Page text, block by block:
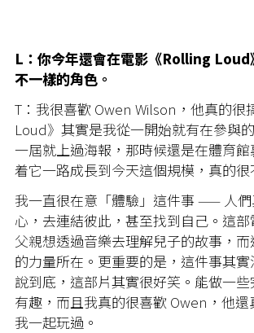
L：你今年還會在電影《Rolling Loud
不一樣的角色。
T：我很喜歡 Owen Wilson，他真的很
Loud》其實是我從一開始就有在參與
一屆就上過海報，那時候還是在體育
着它一路成長到今天這個規模，真的很
我一直很在意「體驗」這件事 —— 人
心，去連結彼此，甚至找到自己。這
父親想透過音樂去理解兒子的故事，
的力量所在。更重要的是，這件事其實
說到底，這部片其實很好笑。能做一
有趣，而且我真的很喜歡 Owen，他
我一起玩過。